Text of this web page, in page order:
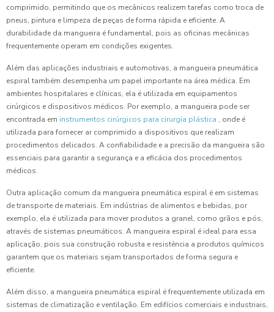
comprimido, permitindo que os mecânicos realizem tarefas como troca de
pneus, pintura e limpeza de peças de forma rápida e eficiente. A
durabilidade da mangueira é fundamental, pois as oficinas mecânicas
frequentemente operam em condições exigentes.
Além das aplicações industriais e automotivas, a mangueira pneumática
espiral também desempenha um papel importante na área médica. Em
ambientes hospitalares e clínicas, ela é utilizada em equipamentos
cirúrgicos e dispositivos médicos. Por exemplo, a mangueira pode ser
encontrada em instrumentos cirúrgicos para cirurgia plástica , onde é
utilizada para fornecer ar comprimido a dispositivos que realizam
procedimentos delicados. A confiabilidade e a precisão da mangueira são
essenciais para garantir a segurança e a eficácia dos procedimentos
médicos.
Outra aplicação comum da mangueira pneumática espiral é em sistemas
de transporte de materiais. Em indústrias de alimentos e bebidas, por
exemplo, ela é utilizada para mover produtos a granel, como grãos e pós,
através de sistemas pneumáticos. A mangueira espiral é ideal para essa
aplicação, pois sua construção robusta e resistência a produtos químicos
garantem que os materiais sejam transportados de forma segura e
eficiente.
Além disso, a mangueira pneumática espiral é frequentemente utilizada em
sistemas de climatização e ventilação. Em edifícios comerciais e industriais,